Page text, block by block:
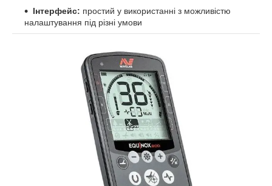
Інтерфейс: простий у використанні з можливістю
налаштування під різні умови